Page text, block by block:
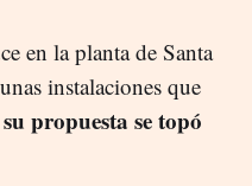
en la planta de Santa
instalaciones que
propuesta se topó